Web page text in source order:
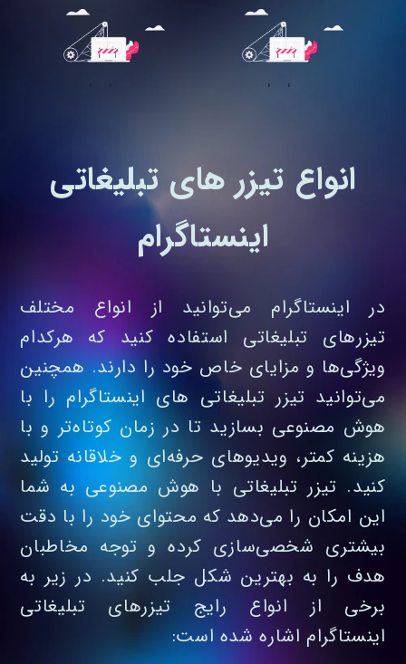
انواع تیزر های تبلیغاتی
اینستاگرام
در اینستاگرام می‌توانید از انواع مختلف
تیزرهای تبلیغاتی استفاده کنید که هرکدام
ویژگی‌ها و مزایای خاص خود را دارند. همچنین
می‌توانید تیزر تبلیغاتی های اینستاگرام را با
هوش مصنوعی بسازید تا در زمان کوتاه‌تر و با
هزینه کمتر، ویدیوهای حرفه‌ای و خلاقانه تولید
کنید. تیزر تبلیغاتی با هوش مصنوعی به شما
این امکان را می‌دهد که محتوای خود را با دقت
بیشتری شخصی‌سازی کرده و توجه مخاطبان
هدف را به بهترین شکل جلب کنید. در زیر به
برخی از انواع رایج تیزرهای تبلیغاتی
اینستاگرام اشاره شده است: